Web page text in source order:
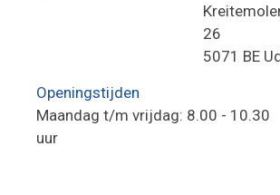
26
5071 BE
Openingstijden
Maandag t/m vrijdag: 8.00 - 10.30
uur